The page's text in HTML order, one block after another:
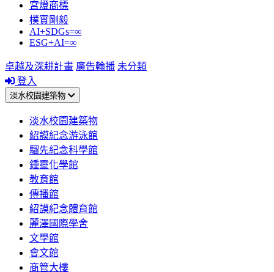
宮燈商標
樸實剛毅
AI+SDGs=∞
ESG+AI=∞
卓越及深耕計畫 廣告輪播 未分類
登入
淡水校園建築物
淡水校園建築物
紹謨紀念游泳館
騮先紀念科學館
鍾靈化學館
教育館
傳播館
紹謨紀念體育館
麗澤國際學舍
文學館
會文館
商管大樓